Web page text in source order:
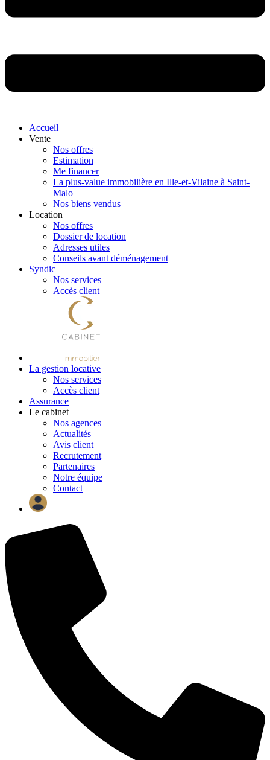
Accueil
Vente
Nos offres
Estimation
Me financer
La plus-value immobilière en Ille-et-Vilaine à Saint-
Malo
Nos biens vendus
Location
Nos offres
Dossier de location
Adresses utiles
Conseils avant déménagement
Syndic
Nos services
Accès client
La gestion locative
Nos services
Accès client
Assurance
Le cabinet
Nos agences
Actualités
Avis client
Recrutement
Partenaires
Notre équipe
Contact